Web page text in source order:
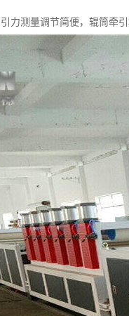
力测量调节简便，辊筒牵